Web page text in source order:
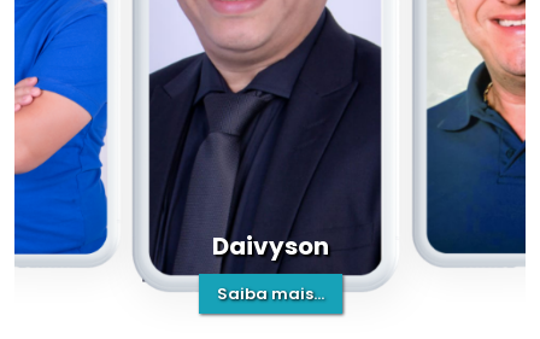
Daivyson
Saiba mais...